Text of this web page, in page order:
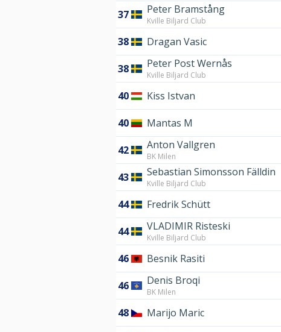
37 Peter Bramstång
Kville Biljard Club
38 Dragan Vasic
38 Peter Post Wernås
Kville Biljard Club
40 Kiss Istvan
40 Mantas M
42 Anton Vallgren
BK Milen
43 Sebastian Simonsson Fälldin
Kville Biljard Club
44 Fredrik Schütt
44 VLADIMIR Risteski
Kville Biljard Club
46 Besnik Rasiti
46 Denis Broqi
BK Milen
48 Marijo Maric